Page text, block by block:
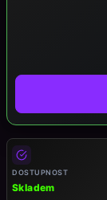
Měrná
cena:
DOSTUPNOST
Skladem